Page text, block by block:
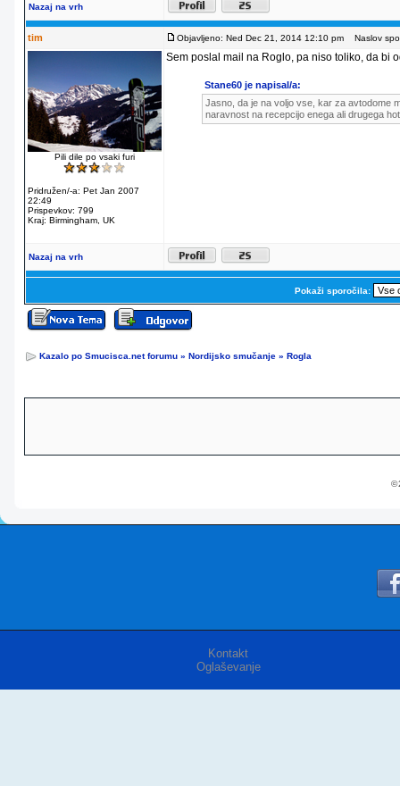
Nazaj na vrh
tim Objavljeno: Ned Dec 21, 2014 12:10 pm Naslov
Pili dile po vsaki furi
Pridružen/-a: Pet Jan 2007
22:49
Prispevkov: 799
Kraj: Birmingham, UK
Sem poslal mail na Roglo, pa niso toliko, da bi
Stane60 je napisal/a:
Jasno, da je na voljo vse, kar za avtodome
naravnost na recepcijo enega ali drugega
Nazaj na vrh
Pokaži sporočila:
Kazalo po Smucisca.net forumu » Nordijsko smučanje » Rogla
©
Kontakt
Oglaševanje